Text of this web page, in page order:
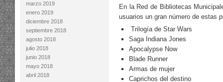
marzo 2019
enero 2019
diciembre 2018
septiembre 2018
agosto 2018
julio 2018
junio 2018
mayo 2018
abril 2018
En la Red de Bibliotecas
usuarios un gran número de estas
Trilogía de Star Wars
Saga Indiana Jones
Apocalypse Now
Blade Runner
Armas de mujer
Caprichos del destino